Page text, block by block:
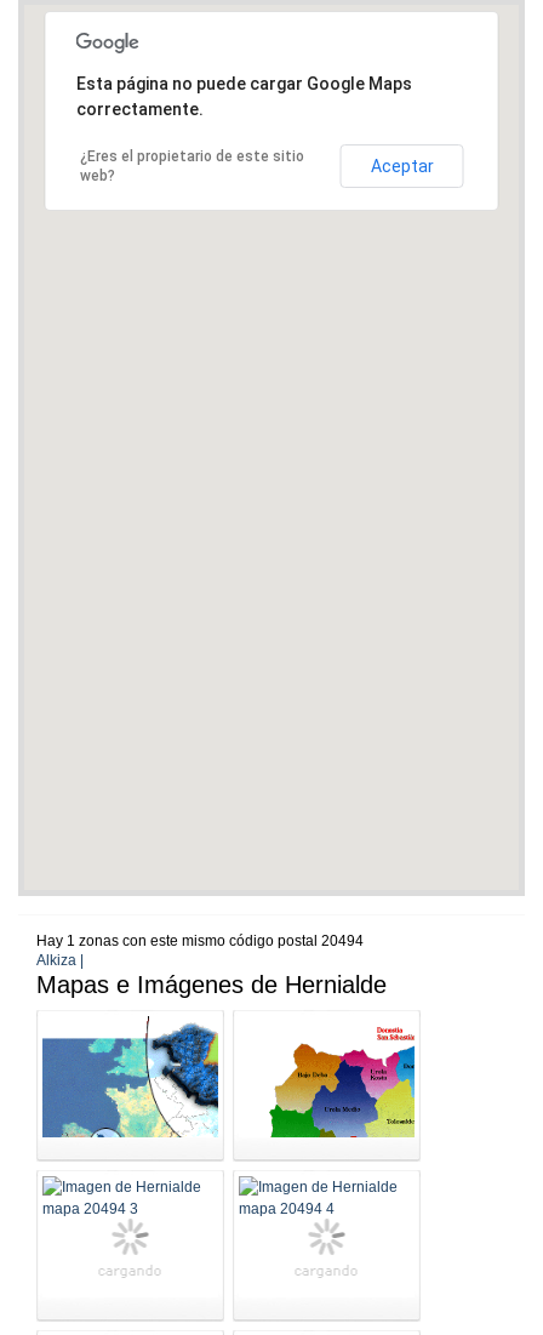
Esta página no puede cargar Google Maps
correctamente.
¿Eres el propietario de este sitio
web?
Aceptar
Hay 1 zonas con este mismo código postal 20494
Alkiza |
Mapas e Imágenes de Hernialde